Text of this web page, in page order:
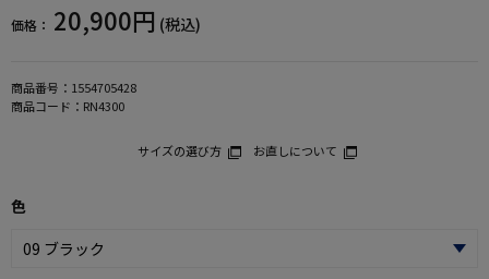
価格： 20,900円 (税込)
商品番号： 1554705428
商品コード： RN4300
サイズの選び方 お直しについて
色